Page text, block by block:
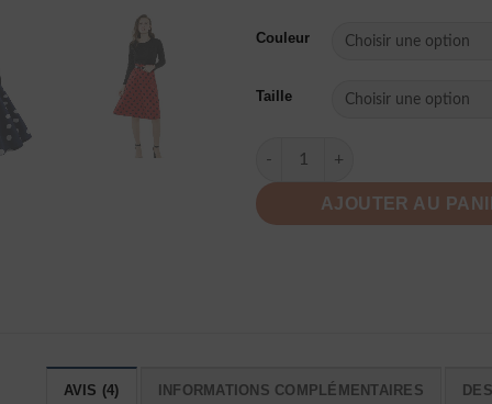
Couleur
Taille
quantité de Robe Longue A
AJOUTER AU
AVIS (4) INFORMATIONS COMPLÉMENTAIRES